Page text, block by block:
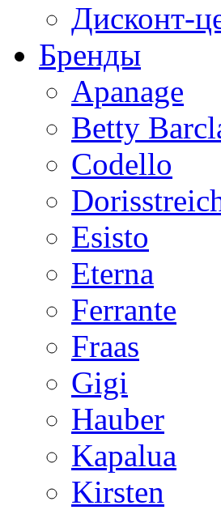
Дисконт-
Бренды
Apanage
Betty
Codello
Esisto
Eterna
Ferrante
Fraas
Gigi
Hauber
Kapalua
Kirsten